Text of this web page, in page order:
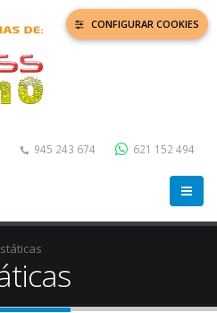
CONFIGURAR COOKIES
945 243 674 621 152 494